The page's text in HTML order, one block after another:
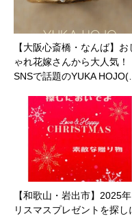
【大阪心斎橋・なんば】お
ゃれ花嫁さんから大人気！
SNSで話題のYUKA HOJO(…
【和歌山・岩出市】2025
リスマスプレゼントを探し